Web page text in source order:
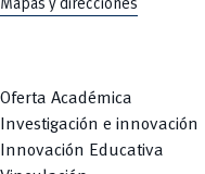
Mapas y direcciones
Oferta Académica
Investigación e innovación
Innovación Educativa